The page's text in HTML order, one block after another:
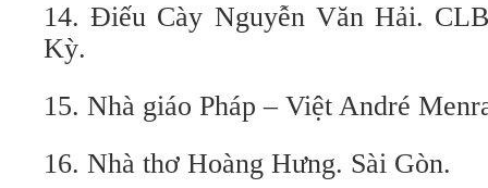
14. Điếu Cày Nguyễn Văn Hải.
Kỳ.
15. Nhà giáo Pháp – Việt André
16. Nhà thơ Hoàng Hưng. Sài Gòn.